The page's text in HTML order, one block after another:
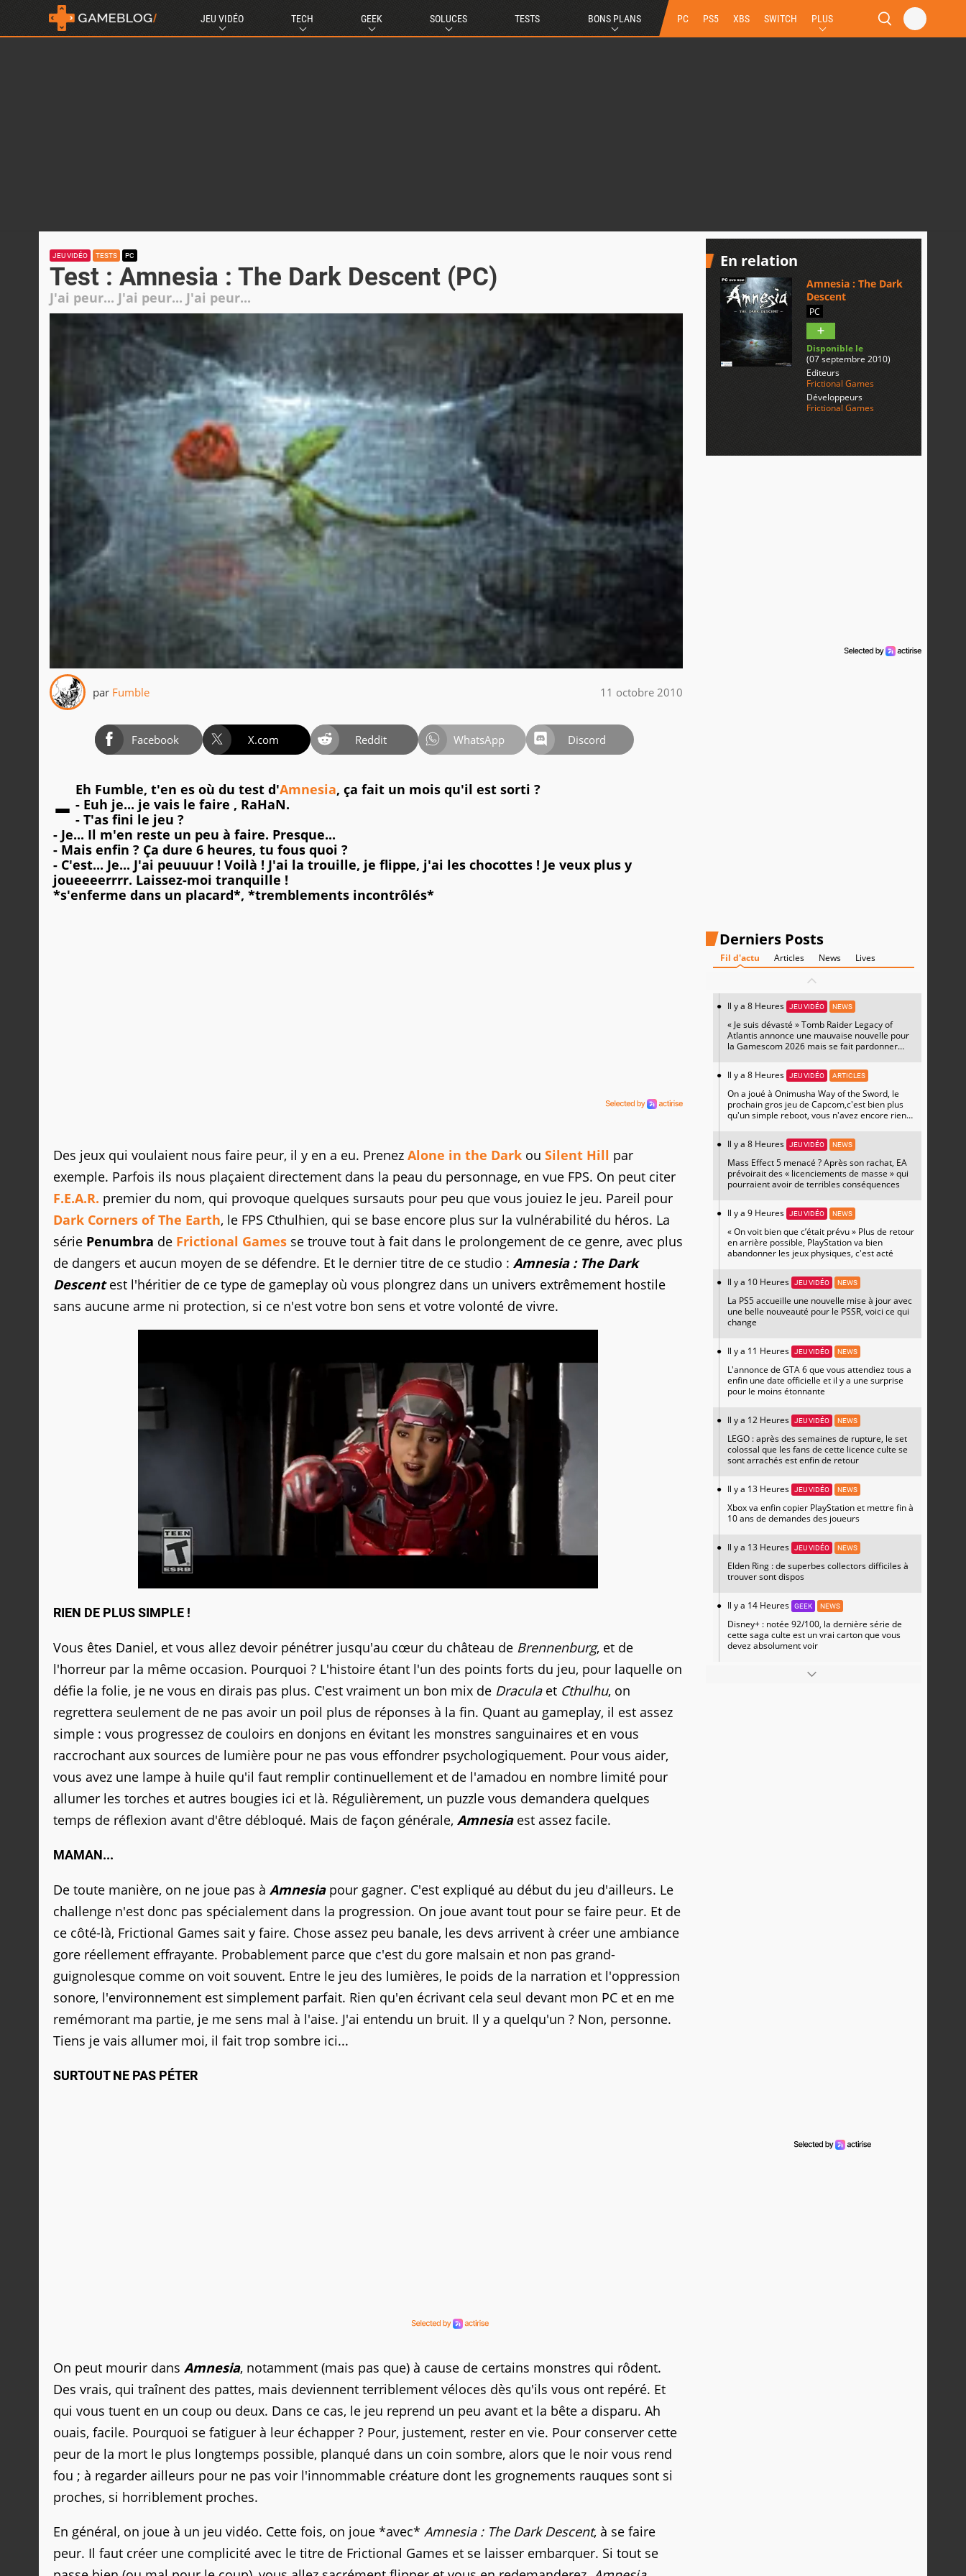
JEU VIDÉO TECH GEEK SOLUCES TESTS BONS PLANS PC PS5 XBS SWITCH PLUS
JEU VIDÉO TESTS PC
Test : Amnesia : The Dark Descent (PC)
J'ai peur... J'ai peur... J'ai peur...
par Fumble 11 octobre 2010
Facebook X.com Reddit WhatsApp Discord
- Eh Fumble, t'en es où du test d'Amnesia, ça fait un mois qu'il est sorti ?
- Euh je... je vais le faire , RaHaN.
- T'as fini le jeu ?
- Je... Il m'en reste un peu à faire. Presque...
- Mais enfin ? Ça dure 6 heures, tu fous quoi ?
- C'est... Je... J'ai peuuuur ! Voilà ! J'ai la trouille, je flippe, j'ai les chocottes ! Je veux plus y
joueeeerrrr. Laissez-moi tranquille !
*s'enferme dans un placard*, *tremblements incontrôlés*
Des jeux qui voulaient nous faire peur, il y en a eu. Prenez Alone in the Dark ou Silent Hill par
exemple. Parfois ils nous plaçaient directement dans la peau du personnage, en vue FPS. On peut citer
F.E.A.R. premier du nom, qui provoque quelques sursauts pour peu que vous jouiez le jeu. Pareil pour
Dark Corners of The Earth, le FPS Cthulhien, qui se base encore plus sur la vulnérabilité du héros. La
série Penumbra de Frictional Games se trouve tout à fait dans le prolongement de ce genre, avec plus
de dangers et aucun moyen de se défendre. Et le dernier titre de ce studio : Amnesia : The Dark
Descentest l'héritier de ce type de gameplay où vous plongrez dans un univers extrêmement hostile
sans aucune arme ni protection, si ce n'est votre bon sens et votre volonté de vivre.
RIEN DE PLUS SIMPLE !
Vous êtes Daniel, et vous allez devoir pénétrer jusqu'au cœur du château de Brennenburg, et de
l'horreur par la même occasion. Pourquoi ? L'histoire étant l'un des points forts du jeu, pour laquelle on
défie la folie, je ne vous en dirais pas plus. C'est vraiment un bon mix de Draculaet Cthulhu, on
regrettera seulement de ne pas avoir un poil plus de réponses à la fin. Quant au gameplay, il est assez
simple : vous progressez de couloirs en donjons en évitant les monstres sanguinaires et en vous
raccrochant aux sources de lumière pour ne pas vous effondrer psychologiquement. Pour vous aider,
vous avez une lampe à huile qu'il faut remplir continuellement et de l'amadou en nombre limité pour
allumer les torches et autres bougies ici et là. Régulièrement, un puzzle vous demandera quelques
temps de réflexion avant d'être débloqué. Mais de façon générale, Amnesiaest assez facile.
MAMAN...
De toute manière, on ne joue pas à Amnesiapour gagner. C'est expliqué au début du jeu d'ailleurs. Le
challenge n'est donc pas spécialement dans la progression. On joue avant tout pour se faire peur. Et de
ce côté-là, Frictional Games sait y faire. Chose assez peu banale, les devs arrivent à créer une ambiance
gore réellement effrayante. Probablement parce que c'est du gore malsain et non pas grand-
guignolesque comme on voit souvent. Entre le jeu des lumières, le poids de la narration et l'oppression
sonore, l'environnement est simplement parfait. Rien qu'en écrivant cela seul devant mon PC et en me
remémorant ma partie, je me sens mal à l'aise. J'ai entendu un bruit. Il y a quelqu'un ? Non, personne.
Tiens je vais allumer moi, il fait trop sombre ici...
SURTOUT NE PAS PÉTER
On peut mourir dans Amnesia, notamment (mais pas que) à cause de certains monstres qui rôdent.
Des vrais, qui traînent des pattes, mais deviennent terriblement véloces dès qu'ils vous ont repéré. Et
qui vous tuent en un coup ou deux. Dans ce cas, le jeu reprend un peu avant et la bête a disparu. Ah
ouais, facile. Pourquoi se fatiguer à leur échapper ? Pour, justement, rester en vie. Pour conserver cette
peur de la mort le plus longtemps possible, planqué dans un coin sombre, alors que le noir vous rend
fou ; à regarder ailleurs pour ne pas voir l'innommable créature dont les grognements rauques sont si
proches, si horriblement proches.
En général, on joue à un jeu vidéo. Cette fois, on joue *avec* Amnesia : The Dark Descent, à se faire
peur. Il faut créer une complicité avec le titre de Frictional Games et se laisser embarquer. Si tout se
En relation
Amnesia : The Dark
Descent
PC
Disponible le
(07 septembre 2010)
Editeurs
Frictional Games
Développeurs
Frictional Games
Derniers Posts
Fil d'actu Articles News Lives
Il y a 8 Heures JEU VIDÉO NEWS
« Je suis dévasté » Tomb Raider Legacy of
Atlantis annonce une mauvaise nouvelle pour
la Gamescom 2026 mais se fait pardonner
Il y a 8 Heures
JEU VIDÉO ARTICLES
On a joué à Onimusha Way of the Sword, le
prochain gros jeu de Capcom,c'est bien plus
qu'un simple reboot, vous n'avez encore rien
Il y a 8 Heures
JEU VIDÉO NEWS
Mass Effect 5 menacé ? Après son rachat, EA
prévoirait des « licenciements de masse » qui
pourraient avoir de terribles conséquences
Il y a 9 Heures JEU VIDÉO NEWS
« On voit bien que c’était prévu » Plus de retour
en arrière possible, PlayStation va bien
abandonner les jeux physiques, c'est acté
Il y a 10 Heures JEU VIDÉO NEWS
La PS5 accueille une nouvelle mise à jour avec
une belle nouveauté pour le PSSR, voici ce qui
change
Il y a 11 Heures JEU VIDÉO NEWS
L'annonce de GTA 6 que vous attendiez tous a
enfin une date officielle et il y a une surprise
pour le moins étonnante
Il y a 12 Heures JEU VIDÉO NEWS
LEGO : après des semaines de rupture, le set
colossal que les fans de cette licence culte se
sont arrachés est enfin de retour
Il y a 13 Heures JEU VIDÉO NEWS
Xbox va enfin copier PlayStation et mettre fin à
10 ans de demandes des joueurs
Il y a 13 Heures JEU VIDÉO NEWS
Elden Ring : de superbes collectors difficiles à
trouver sont dispos
Il y a 14 Heures GEEK NEWS
Disney+ : notée 92/100, la dernière série de
cette saga culte est un vrai carton que vous
devez absolument voir